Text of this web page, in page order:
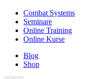
Combat Systems
Seminare
Online Training
Online Kurse
Blog
Shop